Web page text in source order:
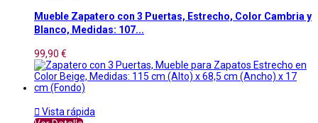
Mueble Zapatero con 3 Puertas, Estrecho, Color Cambria y
Blanco, Medidas: 107...
99,90 €
 Vista rápida